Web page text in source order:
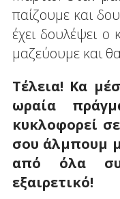
παίζουμε και
έχει δουλέψει
μαζεύουμε και
Τέλεια! Κα
ωραία
κυκλοφορεί
σου άλμπουμ
από όλα
εξαιρετικό!